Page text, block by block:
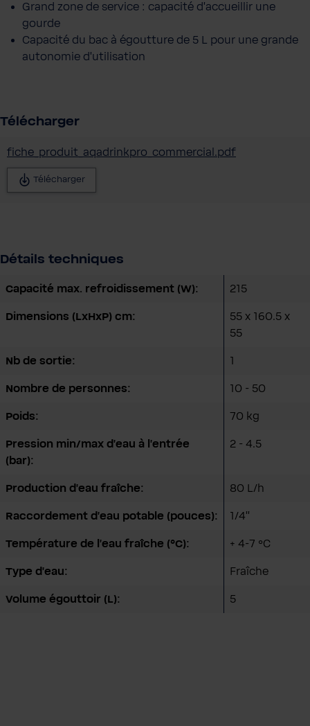
Grand zone de service : capacité d’accueillir une
gourde
Capacité du bac à égoutture de 5 L pour une grande
autonomie d’utilisation
Télécharger
fiche_produit_aqadrinkpro_commercial.pdf
Télécharger
Détails techniques
Capacité max. refroidissement (W): 215
Dimensions (LxHxP) cm:
55 x 160.5 x
55
Nb de sortie: 1
Nombre de personnes: 10 - 50
Poids: 70 kg
Pression min/max d'eau à l'entrée
(bar):
2 - 4.5
Production d'eau fraîche: 80 L/h
Raccordement d'eau potable (pouces): 1/4''
Température de l'eau fraîche (°C): + 4-7 °C
Type d'eau: Fraîche
Volume égouttoir (L): 5